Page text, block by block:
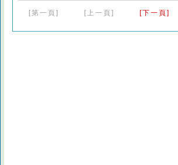
[第一頁] [上一頁] [下一頁]